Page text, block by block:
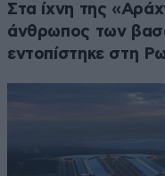
Στα ίχνη της
άνθρωπος των
εντοπίστηκε στη